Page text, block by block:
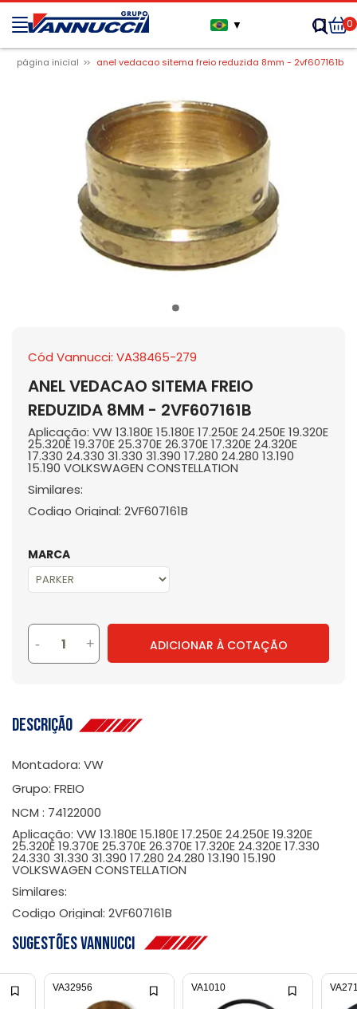
▼ 0
página inicial anel vedacao sitema freio reduzida 8mm - 2vf607161b
Cód Vannucci: VA38465-279
ANEL VEDACAO SITEMA FREIO
REDUZIDA 8MM - 2VF607161B
Aplicação: VW 13.180E 15.180E 17.250E 24.250E 19.320E
25.320E 19.370E 25.370E 26.370E 17.320E 24.320E
17.330 24.330 31.330 31.390 17.280 24.280 13.190
15.190 VOLKSWAGEN CONSTELLATION
Similares:
Codigo Original: 2VF607161B
MARCA
- + ADICIONAR À COTAÇÃO
Descrição
Montadora: VW
Grupo: FREIO
NCM : 74122000
Aplicação: VW 13.180E 15.180E 17.250E 24.250E 19.320E
25.320E 19.370E 25.370E 26.370E 17.320E 24.320E 17.330
24.330 31.330 31.390 17.280 24.280 13.190 15.190
VOLKSWAGEN CONSTELLATION
Similares:
Codigo Original: 2VF607161B
Sugestões Vannucci
VA32956 VA1010